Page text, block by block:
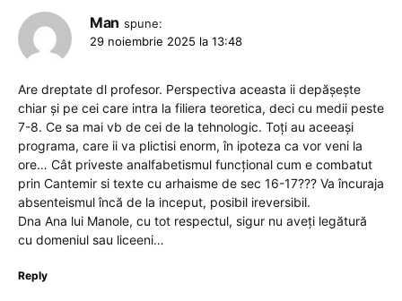
Man spune:
29 noiembrie 2025 la 13:48
Are dreptate dl profesor. Perspectiva aceasta ii depășește
chiar și pe cei care intra la filiera teoretica, deci cu medii peste
7-8. Ce sa mai vb de cei de la tehnologic. Toți au aceeași
programa, care ii va plictisi enorm, în ipoteza ca vor veni la
ore… Cât priveste analfabetismul funcțional cum e combatut
prin Cantemir si texte cu arhaisme de sec 16-17??? Va încuraja
absenteismul încă de la inceput, posibil ireversibil.
Dna Ana lui Manole, cu tot respectul, sigur nu aveți legătură
cu domeniul sau liceeni…
Reply